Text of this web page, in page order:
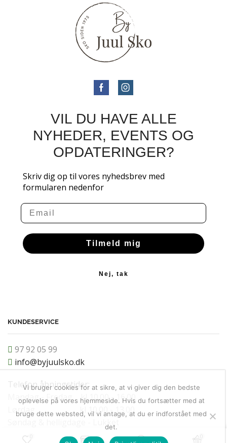
VIL DU HAVE ALLE
NYHEDER, EVENTS OG
OPDATERINGER?
Skriv dig op til vores nyhedsbrev med
formularen nedenfor
Email
Tilmeld mig
Nej, tak
KUNDESERVICE
97 92 05 99
info@byjuulsko.dk
Telefon åbningstider:
Mandag - Fredag kl 10.00 - 16.00
Lørdag kl 10.00 - 13.00
Søndag & helligdage - Lukket
Vi bruger cookies for at sikre, at vi giver dig den bedste
oplevelse på vores hjemmeside. Hvis du fortsætter med at
bruge dette websted, vil vi antage, at du er indforstået med
det.